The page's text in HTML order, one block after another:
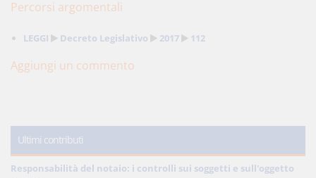
Percorsi argomentali
LEGGI Decreto Legislativo 2017 112
Aggiungi un commento
Ultimi contributi
Responsabilità del notaio: i controlli sui soggetti e sull'oggetto